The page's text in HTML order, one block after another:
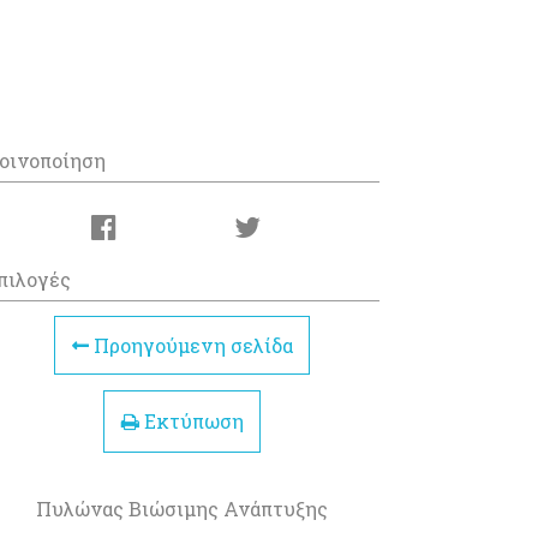
Προηγούμενη σελίδα
Εκτύπωση
Πυλώνας Βιώσιμης Ανάπτυξης